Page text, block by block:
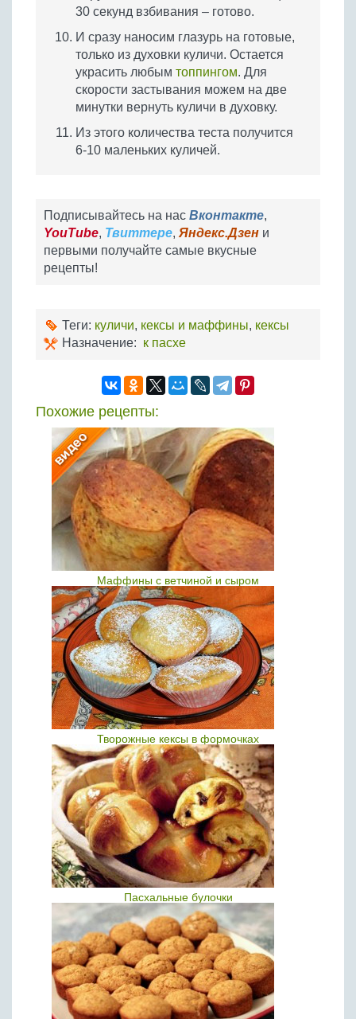
30 секунд взбивания – готово.
И сразу наносим глазурь на готовые,
только из духовки куличи. Остается
украсить любым топпингом. Для
скорости застывания можем на две
минутки вернуть куличи в духовку.
Из этого количества теста получится
6-10 маленьких куличей.
Подписывайтесь на нас Вконтакте,
YouTube, Твиттере, Яндекс.Дзен и
первыми получайте самые вкусные
рецепты!
Теги: куличи, кексы и маффины, кексы
Назначение: к пасхе
Похожие рецепты:
Маффины с ветчиной и сыром
Творожные кексы в формочках
Пасхальные булочки